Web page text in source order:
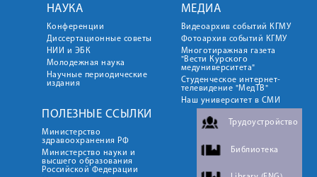
НАУКА
Конференции
Диссертационные советы
НИИ и ЭБК
Молодежная наука
Научные периодические
издания
МЕДИА
Видеоархив событий КГМУ
Фотоархив событий КГМУ
Многотиражная газета
"Вести Курского
медуниверситета"
Студенческое интернет-
телевидение "МедТВ"
Наш университет в СМИ
ПОЛЕЗНЫЕ ССЫЛКИ
Министерство
здравоохранения РФ
Министерство науки и
высшего образования
Российской Федерации
Трудоустройство
Библиотека